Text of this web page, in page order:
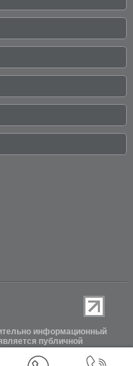
информационный
публичной
Статьи 437 (2)
информации о наличии